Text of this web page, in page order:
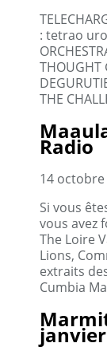
: tetrao
THE
Radio
14 octobre
Si vous
vous avez
The Loire
Lions,
extraits
Cumbia
janvier